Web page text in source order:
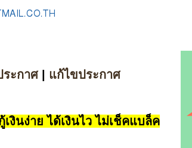
ระกาศ| แก้ไขประกาศ
งินง่าย ได้เงินไว ไม่เช็คแบล็ค